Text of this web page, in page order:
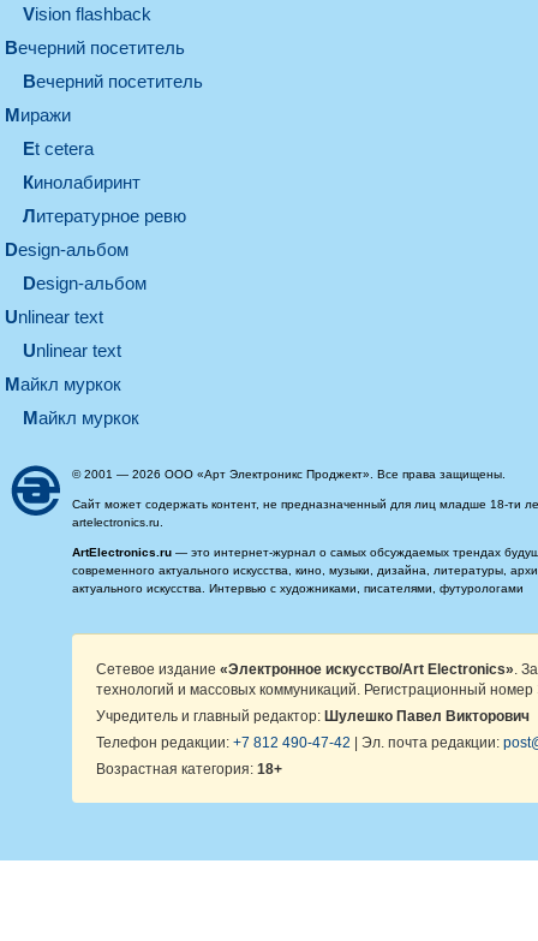
Vision flashback
вечерний посетитель
вечерний посетитель
миражи
et cetera
кинолабиринт
литературное ревю
design-альбом
design-альбом
unlinear text
Unlinear text
майкл муркок
майкл муркок
© 2001 — 2026 ООО «Арт Электроникс Проджект». Все права защищены.
Сайт может содержать контент, не предназначенный для лиц младше 18-ти
artelectronics.ru.
ArtElectronics.ru — это интернет-журнал о самых обсуждаемых трендах
современного актуального искусства, кино, музыки, дизайна, литературы,
актуального искусства. Интервью с художниками, писателями, футурологами
Сетевое издание «Электронное искусство/Art Electronics» .
технологий и массовых коммуникаций. Регистрационный
Учредитель и главный редактор: Шулешко Павел Викторович
Телефон редакции: +7 812 490-47-42 | Эл. почта редакции:
Возрастная категория: 18+